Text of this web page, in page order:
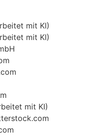
mit KI)
mit KI)
mit KI)